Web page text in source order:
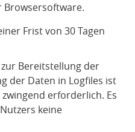
Browsersoftware.
Frist von 30 Tagen
Bereitstellung der
der Daten in Logfiles ist
erforderlich. Es
keine